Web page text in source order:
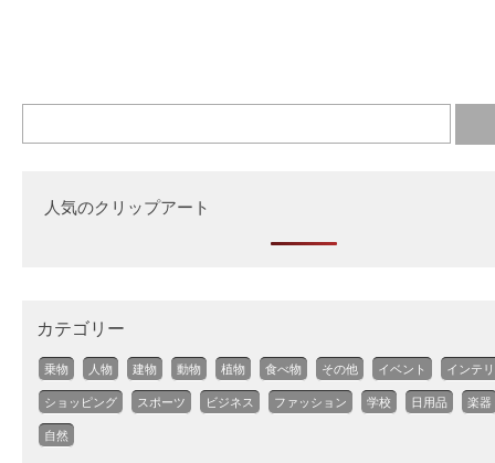
人気のクリップアート
カテゴリー
乗物 人物 建物 動物 植物 食べ物 その他 イベント インテ
ショッピング スポーツ ビジネス ファッション 学校 日用品 楽器
自然